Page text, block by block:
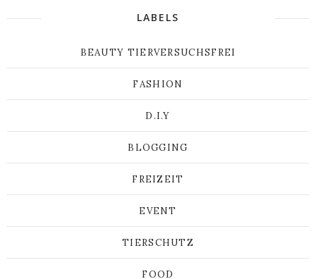
LABELS
BEAUTY TIERVERSUCHSFREI
FASHION
D.I.Y
BLOGGING
FREIZEIT
EVENT
TIERSCHUTZ
FOOD